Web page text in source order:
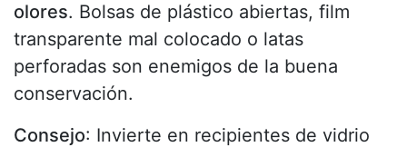
olores. Bolsas de plástico abiertas, film
transparente mal colocado o latas
perforadas son enemigos de la buena
conservación.
Consejo: Invierte en recipientes de vidrio